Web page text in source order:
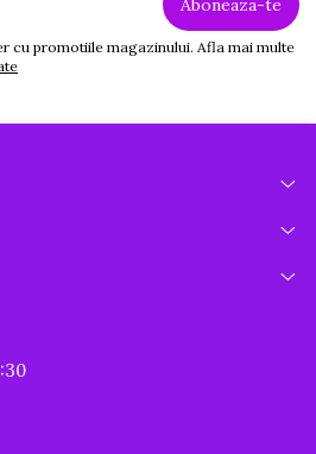
cu promotiile magazinului. Afla mai multe